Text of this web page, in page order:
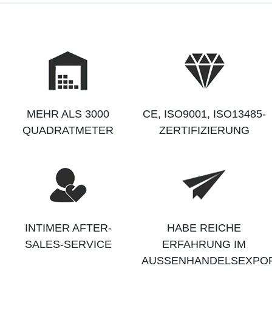
MEHR ALS 3000
QUADRATMETER
CE, ISO9001, ISO13485-
ZERTIFIZIERUNG
INTIMER AFTER-
SALES-SERVICE
HABE REICHE
ERFAHRUNG IM